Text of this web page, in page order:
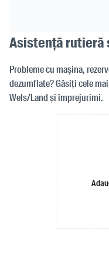
Asistență rutieră
Probleme cu mașina,
dezumflate? Găsiți cele
Wels/Land și împrejurimi.